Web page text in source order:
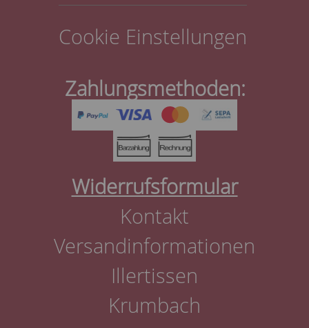
Cookie Einstellungen
Zahlungsmethoden:
Widerrufsformular
Kontakt
Versandinformationen
Illertissen
Krumbach